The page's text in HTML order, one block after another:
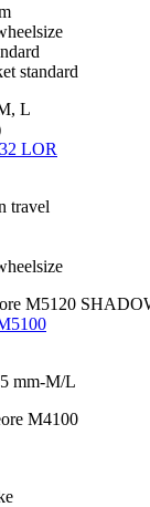
standard
L
LOR
travel
M5120
mm-M/L
M4100